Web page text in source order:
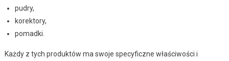
pudry,
korektory,
pomadki.
Każdy z tych produktów ma swoje specyficzne właściwości i